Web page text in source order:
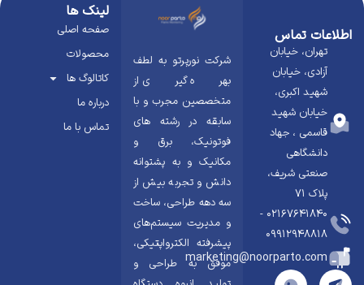
اطلاعات تماس
تهران، خیابان
آزادی، خیابان
شهید اکبری،
خیابان شهید
قاسمی ، جهاد
دانشگاهی
صنعتی شریف،
پلاک ۷۱
02167641840 -
09912948818
marketing@noorparto.com
شرکت نورپرتو به لطف
بهره گیری از
متخصصین مجرب و با
سابقه در رشته های
فوتونیک، برق و
مکانیک و به پشتوانه
دانش و تجربه بیش از
سه دهه طراحی، ساخت
و مدیریت سیستم‌های
پیشرفته الکترواپتیکی،
موفق به طراحی و
لینک ها
صفحه اصلی
محصولات
کاتالوگ ها
درباره ما
تماس با ما